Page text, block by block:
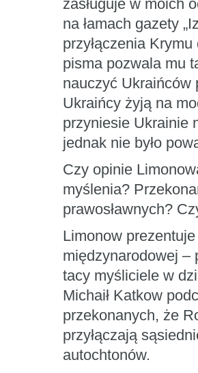
zasługuje w moich
na łamach gazety
przyłączenia
pisma pozwala mu
nauczyć Ukraińców
Ukraińcy żyją na
przyniesie Ukrainie
jednak nie było
Czy opinie
myślenia?
prawosławnych?
Limonow
międzynarodowej –
tacy myśliciele w
Michaił Katkow
przekonanych, że
przyłączają
autochtonów.